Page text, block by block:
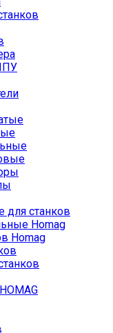
для станков
Homag
Homag